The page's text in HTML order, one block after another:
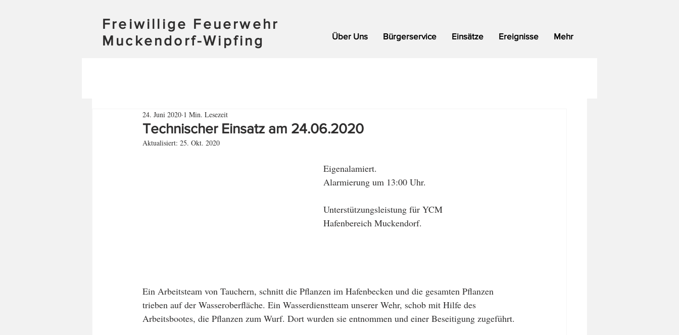
Freiwillige Feuerwehr
Muckendorf-Wipfing
Über Uns Bürgerservice Einsätze Ereignisse Mehr
Technischer Einsatz am 24.06.2020
24. Juni 2020 1 Min. Lesezeit
Aktualisiert: 25. Okt. 2020
Eigenalamiert.
Alarmierung um 13:00 Uhr.
Unterstützungsleistung für YCM
Hafenbereich Muckendorf.
Ein Arbeitsteam von Tauchern, schnitt die Pflanzen im Hafenbecken und die gesamten Pflanzen
trieben auf der Wasseroberfläche. Ein Wasserdienstteam unserer Wehr, schob mit Hilfe des
Arbeitsbootes, die Pflanzen zum Wurf. Dort wurden sie entnommen und einer Beseitigung zugeführt.